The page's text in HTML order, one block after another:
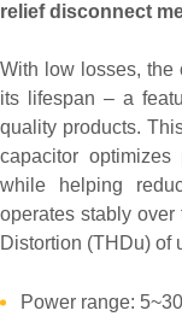
relief disconnect
With low losses, the
its lifespan – a
quality products.
capacitor optimizes
while helping
operates stably over
Distortion (THDu) of
Power range: